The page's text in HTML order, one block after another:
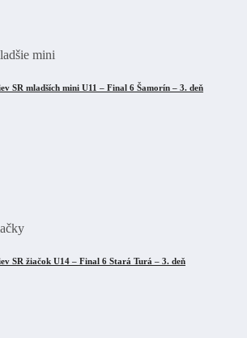
mini
SR mladších mini U11 – Final 6 Šamorín – 3. deň
SR žiačok U14 – Final 6 Stará Turá – 3. deň